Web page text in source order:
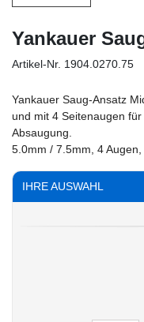
Yankauer
Artikel-Nr. 1904.0270.75
Yankauer Saug-Ansatz
und mit 4 Seitenaugen
Absaugung.
5.0mm / 7.5mm, 4 Augen,
IHRE AUSWAHL